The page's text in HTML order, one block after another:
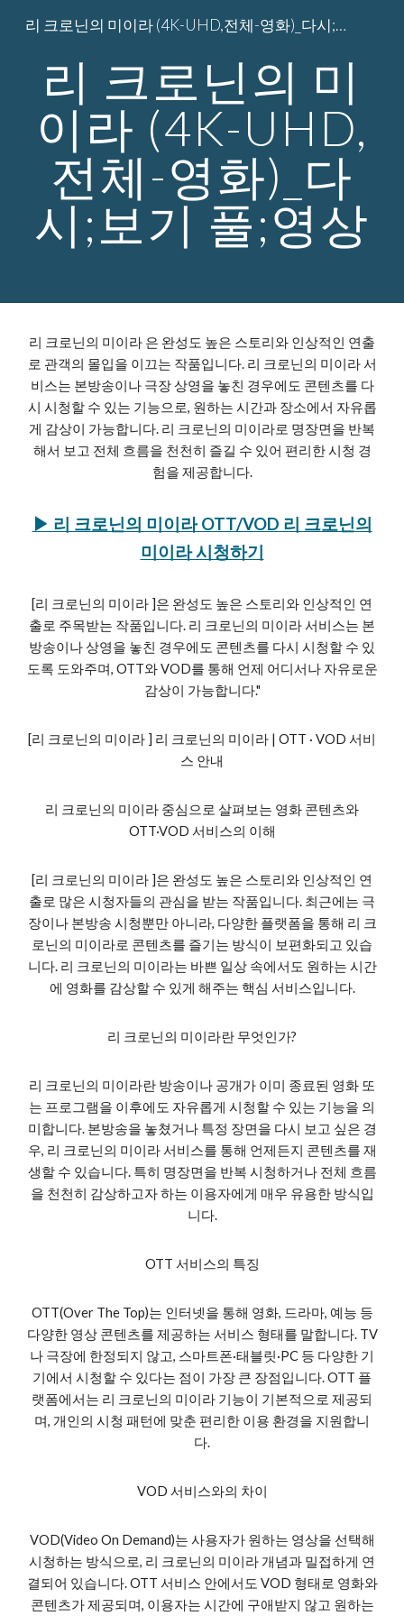
Skip to main content Skip to navigation
리 크로닌의 미이라 (4K-UHD,전체-영화)_다시;보기 풀;영상
리 크로닌의 미
이라 (4K-UHD,
전체-영화)_다
시;보기 풀;영상
리 크로닌의 미이라 은 완성도 높은 스토리와 인상적인 연출
로 관객의 몰입을 이끄는 작품입니다. 리 크로닌의 미이라 서
비스는 본방송이나 극장 상영을 놓친 경우에도 콘텐츠를 다
시 시청할 수 있는 기능으로, 원하는 시간과 장소에서 자유롭
게 감상이 가능합니다. 리 크로닌의 미이라로 명장면을 반복
해서 보고 전체 흐름을 천천히 즐길 수 있어 편리한 시청 경
험을 제공합니다.
▶ 리 크로닌의 미이라 OTT/VOD 리 크로닌의
미이라 시청하기
[리 크로닌의 미이라 ]은 완성도 높은 스토리와 인상적인 연
출로 주목받는 작품입니다. 리 크로닌의 미이라 서비스는 본
방송이나 상영을 놓친 경우에도 콘텐츠를 다시 시청할 수 있
도록 도와주며, OTT와 VOD를 통해 언제 어디서나 자유로운
감상이 가능합니다."
[리 크로닌의 미이라 ] 리 크로닌의 미이라 | OTT · VOD 서비
스 안내
리 크로닌의 미이라 중심으로 살펴보는 영화 콘텐츠와
OTT·VOD 서비스의 이해
[리 크로닌의 미이라 ]은 완성도 높은 스토리와 인상적인 연
출로 많은 시청자들의 관심을 받는 작품입니다. 최근에는 극
장이나 본방송 시청뿐만 아니라, 다양한 플랫폼을 통해 리 크
로닌의 미이라로 콘텐츠를 즐기는 방식이 보편화되고 있습
니다. 리 크로닌의 미이라는 바쁜 일상 속에서도 원하는 시간
에 영화를 감상할 수 있게 해주는 핵심 서비스입니다.
리 크로닌의 미이라란 무엇인가?
리 크로닌의 미이라란 방송이나 공개가 이미 종료된 영화 또
는 프로그램을 이후에도 자유롭게 시청할 수 있는 기능을 의
미합니다. 본방송을 놓쳤거나 특정 장면을 다시 보고 싶은 경
우, 리 크로닌의 미이라 서비스를 통해 언제든지 콘텐츠를 재
생할 수 있습니다. 특히 명장면을 반복 시청하거나 전체 흐름
을 천천히 감상하고자 하는 이용자에게 매우 유용한 방식입
니다.
OTT 서비스의 특징
OTT(Over The Top)는 인터넷을 통해 영화, 드라마, 예능 등
다양한 영상 콘텐츠를 제공하는 서비스 형태를 말합니다. TV
나 극장에 한정되지 않고, 스마트폰·태블릿·PC 등 다양한 기
기에서 시청할 수 있다는 점이 가장 큰 장점입니다. OTT 플
랫폼에서는 리 크로닌의 미이라 기능이 기본적으로 제공되
며, 개인의 시청 패턴에 맞춘 편리한 이용 환경을 지원합니
다.
VOD 서비스와의 차이
VOD(Video On Demand)는 사용자가 원하는 영상을 선택해
시청하는 방식으로, 리 크로닌의 미이라 개념과 밀접하게 연
결되어 있습니다. OTT 서비스 안에서도 VOD 형태로 영화와
콘텐츠가 제공되며, 이용자는 시간에 구애받지 않고 원하는